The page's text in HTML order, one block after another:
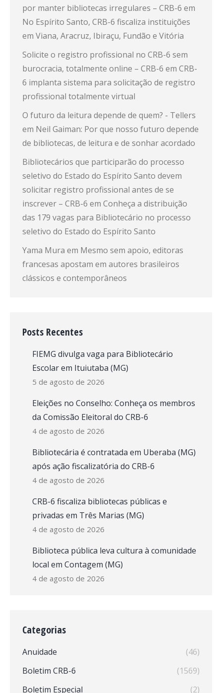
por manter bibliotecas irregulares – CRB-6 em
No Espírito Santo, CRB-6 fiscaliza instituições
em Viana, Aracruz, Ibiraçu, Fundão e Vitória
Solicite o registro profissional no CRB-6 sem
burocracia, totalmente online – CRB-6 em CRB-
6 implanta sistema para solicitação de registro
profissional totalmente virtual
O futuro da leitura depende de quem? - Tellers
em Neil Gaiman: Por que nosso futuro depende
de bibliotecas, de leitura e de sonhar acordado
Bibliotecários que participarão do processo
seletivo do Estado do Espírito Santo devem
solicitar registro profissional antes de se
inscrever – CRB-6 em Conheça a distribuição
das 179 vagas para Bibliotecário no processo
seletivo do Estado do Espírito Santo
Yama Mura em Mesmo sem apoio, editoras
francesas apostam em autores brasileiros
clássicos e contemporâneos
Posts Recentes
FIEMG divulga vaga para Bibliotecário
Escolar em Ituiutaba (MG)
5 de agosto de 2026
Eleições no Conselho: Conheça os membros
da Comissão Eleitoral do CRB-6
4 de agosto de 2026
Bibliotecária é contratada em Uberaba (MG)
após ação fiscalizatória do CRB-6
4 de agosto de 2026
CRB-6 fiscaliza bibliotecas públicas e
privadas em Três Marias (MG)
4 de agosto de 2026
Biblioteca pública leva cultura à comunidade
local em Contagem (MG)
4 de agosto de 2026
Categorias
Anuidade
(46)
Boletim CRB-6
(1569)
Boletim Especial
(2)